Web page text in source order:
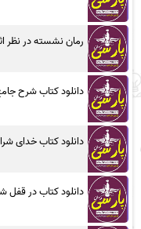
رمان نشسته در نظر
دانلود کتاب شرح
دانلود کتاب خدای
دانلود کتاب در قفل